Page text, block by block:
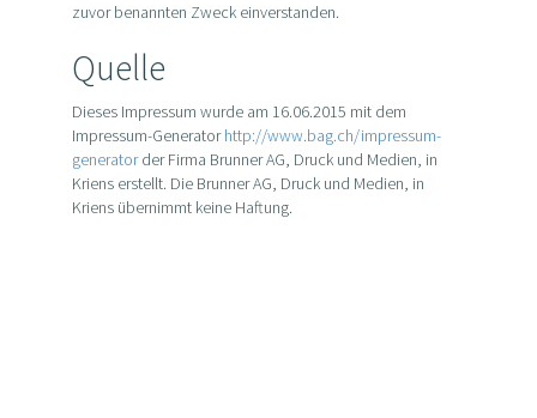
zuvor benannten Zweck einverstanden.
Quelle
Dieses Impressum wurde am 16.06.2015 mit dem
Impressum-Generatorhttp://www.bag.ch/impressum-
generatorder Firma Brunner AG, Druck und Medien, in
Kriens erstellt. Die Brunner AG, Druck und Medien, in
Kriens übernimmt keine Haftung.